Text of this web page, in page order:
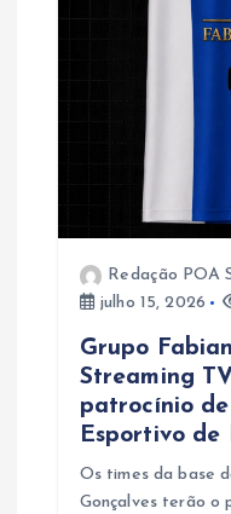
Redação POA
julho 15, 2026
Grupo
Streaming
patrocínio
Esportivo de
Os times da base
Gonçalves terão o